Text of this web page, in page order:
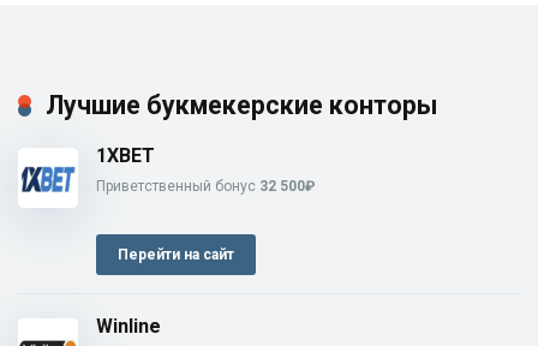
Лучшие букмекерские конторы
1XBET
Приветственный бонус 32 500₽
Перейти на сайт
Winline